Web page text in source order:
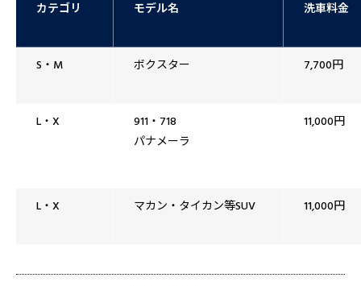
カテゴリ モデル名 洗車料金
S・M ボクスター 7,700円
L・X
911・718
パナメーラ
11,000円
L・X マカン・タイカン等SUV 11,000円